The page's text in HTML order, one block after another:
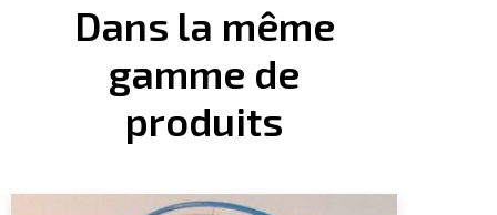
Dans la même
gamme de
produits